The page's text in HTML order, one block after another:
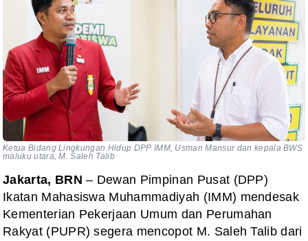
Ketua Bidang Lingkungan Hidup DPP IMM, Usman Mansur dan kepala BWS
maluku utara, M. Saleh Talib
Jakarta, BRN – Dewan Pimpinan Pusat (DPP)
Ikatan Mahasiswa Muhammadiyah (IMM) mendesak
Kementerian Pekerjaan Umum dan Perumahan
Rakyat (PUPR) segera mencopot M. Saleh Talib dari